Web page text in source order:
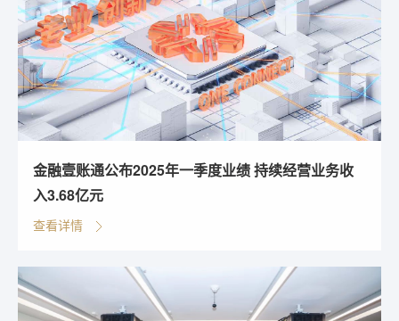
金融壹账通公布2025年一季度业绩 持续经营业务收
入3.68亿元
查看详情